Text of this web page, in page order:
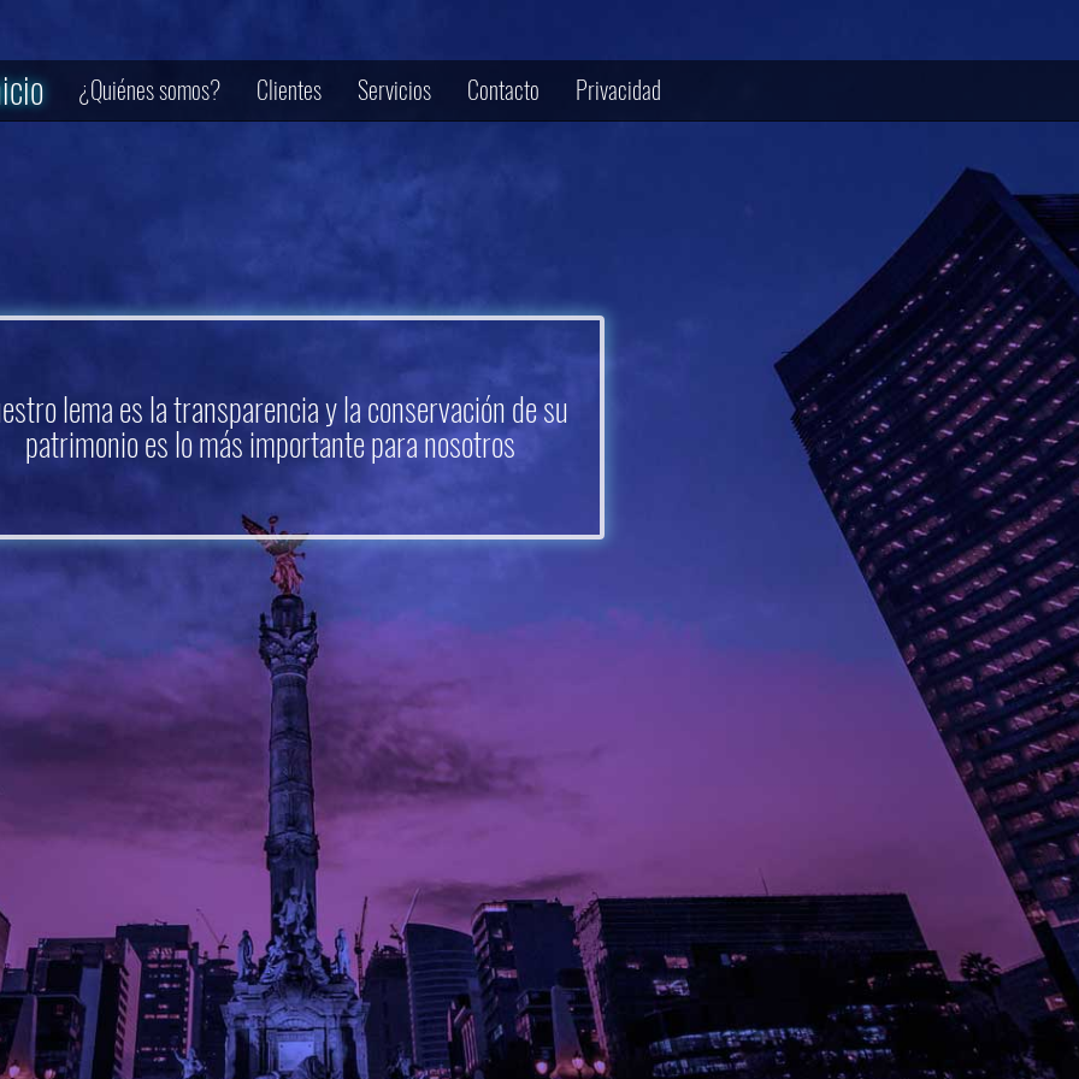
¿Quiénes somos? Clientes Servicios Contacto Privacidad
lema es la transparencia y la conservación de su
patrimonio es lo más importante para nosotros